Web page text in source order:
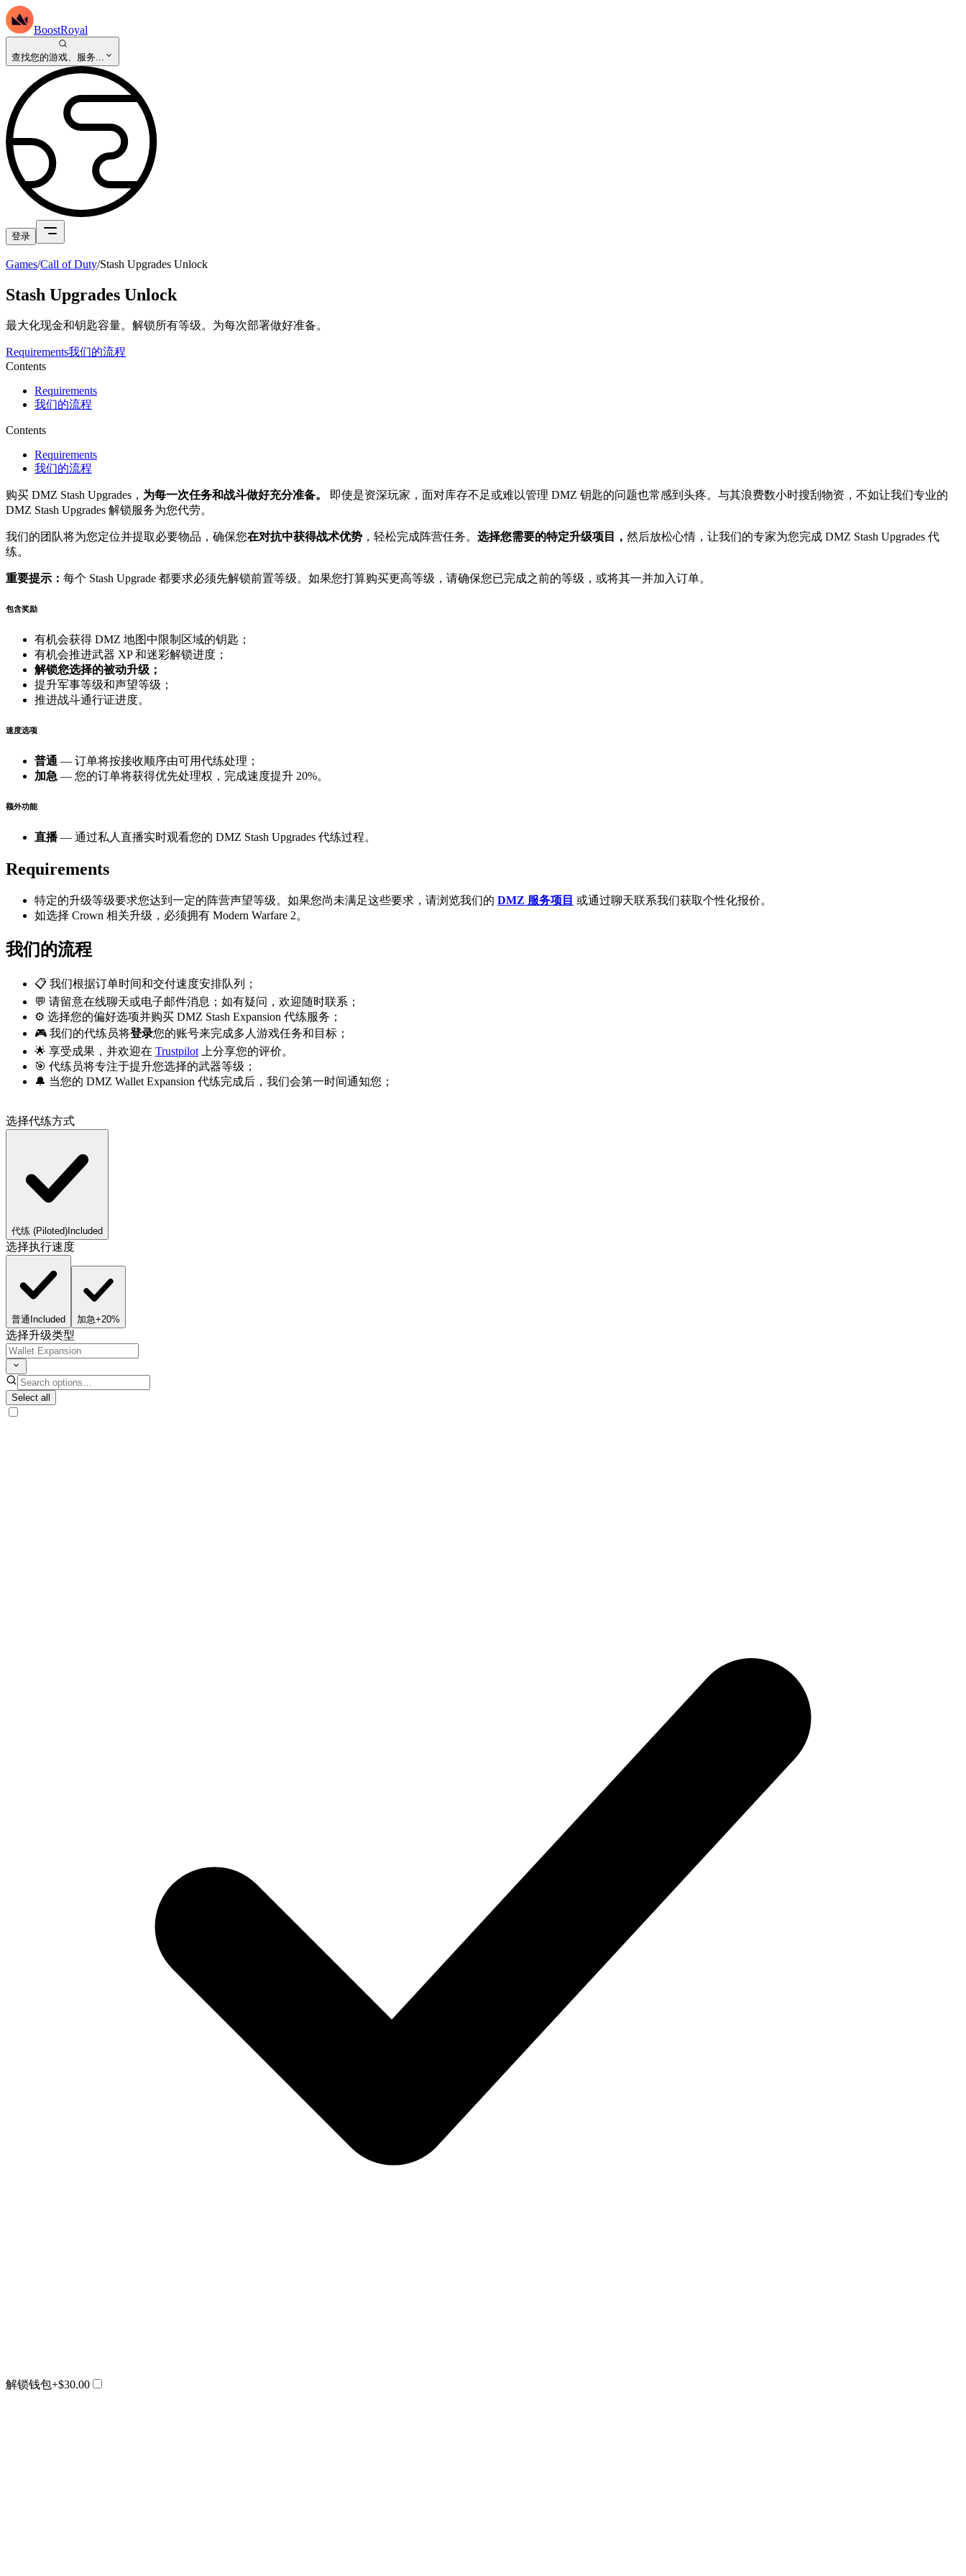
BoostRoyal
查找您的游戏、服务...
登录
Games/Call of Duty/Stash Upgrades Unlock
Stash Upgrades Unlock
最大化现金和钥匙容量。解锁所有等级。为每次部署做好准备。
Requirements我们的流程
Contents
Requirements
我们的流程
Contents
Requirements
我们的流程
购买 DMZ Stash Upgrades， 为每一次任务和战斗做好充分准备。
即使是资深玩家，面对库存不足或难以管理 DMZ 钥匙的问题也常感到头疼。与其浪费数小时搜刮物资，不如让我们专业的
DMZ Stash Upgrades 解锁服务为您代劳。
我们的团队将为您定位并提取必要物品，确保您在对抗中获得战术优势 ，轻松完成阵营任务。 选择您需要的特定升级项目， 然后放松心情，让我们的专家为您完成 DMZ Stash Upgrades 代
练。
重要提示： 每个 Stash Upgrade 都要求必须先解锁前置等级。如果您打算购买更高等级，请确保您已完成之前的等级，或将其一并加入订单。
包含奖励
有机会获得 DMZ 地图中限制区域的钥匙；
有机会推进武器 XP 和迷彩解锁进度；
解锁您选择的被动升级；
提升军事等级和声望等级；
推进战斗通行证进度。
速度选项
普通 — 订单将按接收顺序由可用代练处理；
加急 — 您的订单将获得优先处理权，完成速度提升 20%。
额外功能
直播— 通过私人直播实时观看您的 DMZ Stash Upgrades 代练过程。
Requirements
特定的升级等级要求您达到一定的阵营声望等级。如果您尚未满足这些要求，请浏览我们的 DMZ 服务项目 或通过聊天联系我们获取个性化报价。
如选择 Crown 相关升级，必须拥有 Modern Warfare 2。
我们的流程
📋 我们根据订单时间和交付速度安排队列；
💬 请留意在线聊天或电子邮件消息；如有疑问，欢迎随时联系；
⚙️ 选择您的偏好选项并购买 DMZ Stash Expansion 代练服务；
🎮 我们的代练员将登录您的账号来完成多人游戏任务和目标；
🌟 享受成果，并欢迎在 Trustpilot 上分享您的评价。
🎯 代练员将专注于提升您选择的武器等级；
🔔 当您的 DMZ Wallet Expansion 代练完成后，我们会第一时间通知您；
选择代练方式
代练 (Piloted) Included
选择执行速度
普通 Included 加急+20%
选择升级类型
Select all
解锁钱包+$30.00